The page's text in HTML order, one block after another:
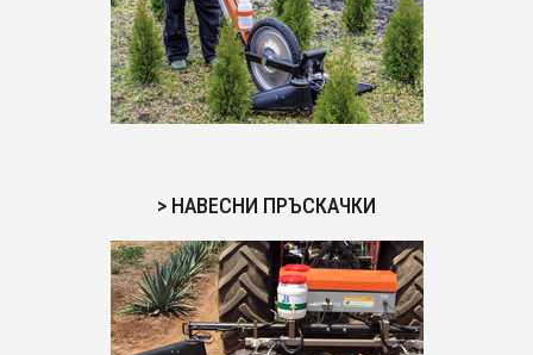
> НАВЕСНИ ПРЪСКАЧКИ